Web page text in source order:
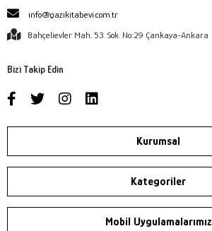
info@gazikitabevi.com.tr
Bahçelievler Mah. 53. Sok. No:29 Çankaya-Ankara
Bizi Takip Edin
Kurumsal
Kategoriler
Mobil Uygulamalarımız